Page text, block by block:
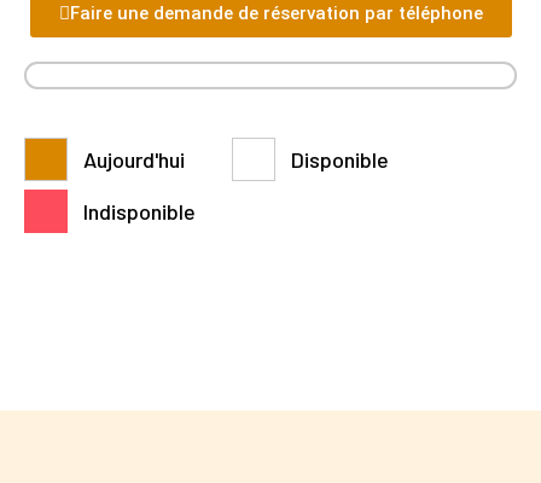
Faire une demande de réservation par téléphone
Aujourd'hui
Disponible
Indisponible